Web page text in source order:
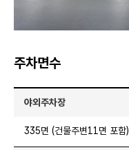
주차면수
야외주차장
335면 (건물주변11면 포함)